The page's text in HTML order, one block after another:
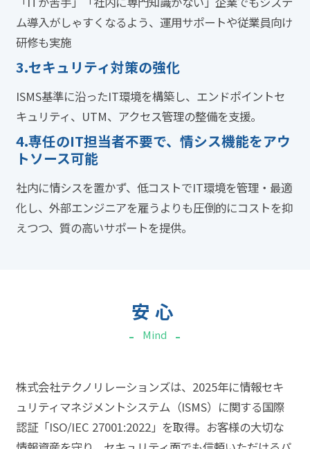
ム導入がしゃすくなるよう、運用サポートや従業員向け
研修も実施
3.セキュリティ対策の強化
ISMS基準に沿ったIT環境を構築し、エンドポイントセ
キュリティ、UTM、アクセス管理の整備を支援。
4.専任のIT担当者不要で、情シス機能をアウ
トソース可能
社内に情シスを置かず、低コストでIT環境を管理・最適
化し、外部エンジニアを雇うよりも圧倒的にコストを抑
えつつ、質の高いサポートを提供。
安心
Mind
株式会社テクノリレーションズは、2025年に情報セキ
ュリティマネジメントシステム（ISMS）に関する国際
認証「ISO/IEC 27001:2022」を取得。お客様の大切な